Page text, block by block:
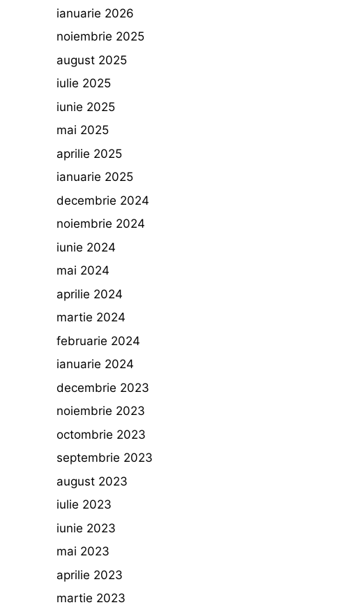
ianuarie 2026
noiembrie 2025
august 2025
iulie 2025
iunie 2025
mai 2025
aprilie 2025
ianuarie 2025
decembrie 2024
noiembrie 2024
iunie 2024
mai 2024
aprilie 2024
martie 2024
februarie 2024
ianuarie 2024
decembrie 2023
noiembrie 2023
octombrie 2023
septembrie 2023
august 2023
iulie 2023
iunie 2023
mai 2023
aprilie 2023
martie 2023